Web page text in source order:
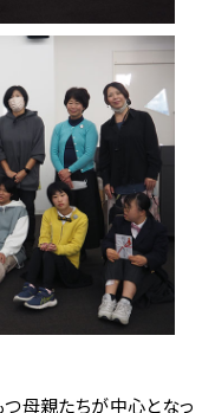
母親たちが中心となっ